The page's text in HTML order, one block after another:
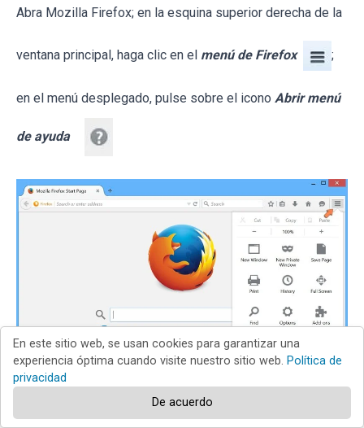
Abra Mozilla Firefox; en la esquina superior derecha de la
ventana principal, haga clic en el menú de Firefox ;
en el menú desplegado, pulse sobre el icono Abrir menú
de ayuda
En este sitio web, se usan cookies para garantizar una
experiencia óptima cuando visite nuestro sitio web. Política de
privacidad
De acuerdo